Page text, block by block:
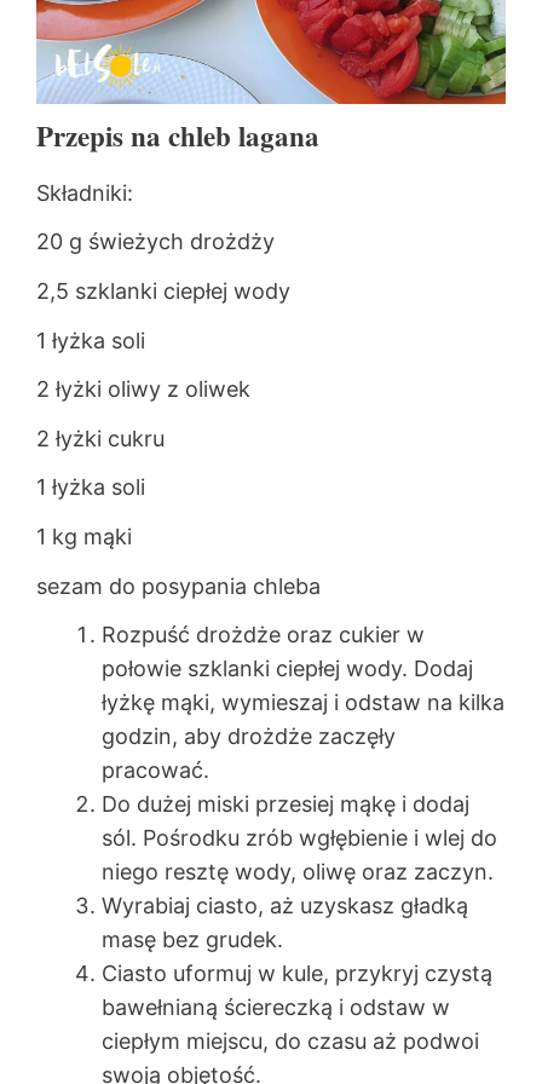
Przepis na chleb lagana
Składniki:
20 g świeżych drożdży
2,5 szklanki ciepłej wody
1 łyżka soli
2 łyżki oliwy z oliwek
2 łyżki cukru
1 łyżka soli
1 kg mąki
sezam do posypania chleba
Rozpuść drożdże oraz cukier w
połowie szklanki ciepłej wody. Dodaj
łyżkę mąki, wymieszaj i odstaw na kilka
godzin, aby drożdże zaczęły
pracować.
Do dużej miski przesiej mąkę i dodaj
sól. Pośrodku zrób wgłębienie i wlej do
niego resztę wody, oliwę oraz zaczyn.
Wyrabiaj ciasto, aż uzyskasz gładką
masę bez grudek.
Ciasto uformuj w kule, przykryj czystą
bawełnianą ściereczką i odstaw w
ciepłym miejscu, do czasu aż podwoi
swoją objętość.